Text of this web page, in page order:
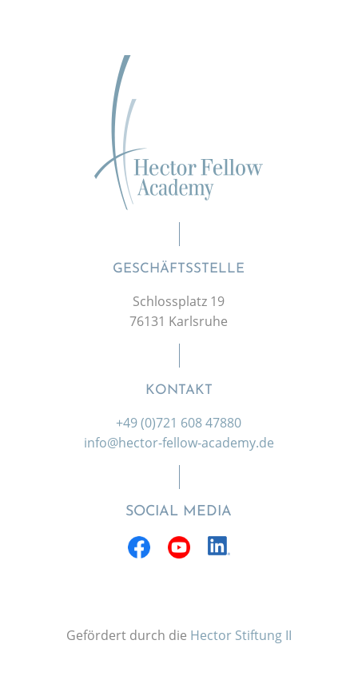
GESCHÄFTSSTELLE
Schlossplatz 19
76131 Karlsruhe
KONTAKT
+49 (0)721 608 47880
info@hector-fellow-academy.de
SOCIAL MEDIA
Gefördert durch die Hector Stiftung II